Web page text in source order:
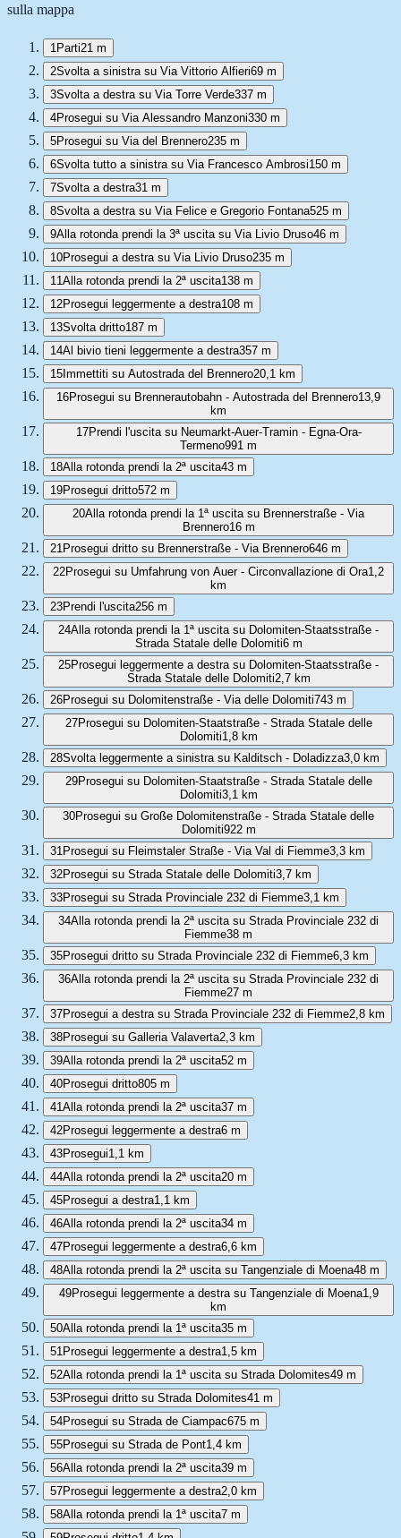
sulla mappa
1 Parti21 m
2Svolta a sinistra su Via Vittorio Alfieri69 m
3Svolta a destra su Via Torre Verde337 m
4Prosegui su Via Alessandro Manzoni330 m
5Prosegui su Via del Brennero235 m
6Svolta tutto a sinistra su Via Francesco Ambrosi150 m
7Svolta a destra31 m
8Svolta a destra su Via Felice e Gregorio Fontana525 m
9Alla rotonda prendi la 3ª uscita su Via Livio Druso46 m
10Prosegui a destra su Via Livio Druso235 m
11Alla rotonda prendi la 2ª uscita138 m
12Prosegui leggermente a destra108 m
13Svolta dritto187 m
14Al bivio tieni leggermente a destra357 m
15Immettiti su Autostrada del Brennero20,1 km
16Prosegui su Brennerautobahn - Autostrada del Brennero13,9
km
17Prendi l'uscita su Neumarkt-Auer-Tramin - Egna-Ora-
Termeno991 m
18Alla rotonda prendi la 2ª uscita43 m
19Prosegui dritto572 m
20Alla rotonda prendi la 1ª uscita su Brennerstraße - Via
Brennero16 m
21 Prosegui dritto su Brennerstraße - Via Brennero646 m
22Prosegui su Umfahrung von Auer - Circonvallazione di Ora1,2
km
23Prendi l'uscita256 m
24Alla rotonda prendi la 1ª uscita su Dolomiten-Staatsstraße -
Strada Statale delle Dolomiti6 m
25Prosegui leggermente a destra su Dolomiten-Staatsstraße -
Strada Statale delle Dolomiti2,7 km
26Prosegui su Dolomitenstraße - Via delle Dolomiti743 m
27Prosegui su Dolomiten-Staatstraße - Strada Statale delle
Dolomiti1,8 km
28Svolta leggermente a sinistra su Kalditsch - Doladizza3,0 km
29Prosegui su Dolomiten-Staatstraße - Strada Statale delle
Dolomiti3,1 km
30Prosegui su Große Dolomitenstraße - Strada Statale delle
Dolomiti922 m
31 Prosegui su Fleimstaler Straße - Via Val di Fiemme3,3 km
32Prosegui su Strada Statale delle Dolomiti3,7 km
33Prosegui su Strada Provinciale 232 di Fiemme3,1 km
34Alla rotonda prendi la 2ª uscita su Strada Provinciale 232 di
Fiemme38 m
35Prosegui dritto su Strada Provinciale 232 di Fiemme6,3 km
36Alla rotonda prendi la 2ª uscita su Strada Provinciale 232 di
Fiemme27 m
37Prosegui a destra su Strada Provinciale 232 di Fiemme2,8 km
38Prosegui su Galleria Valaverta2,3 km
39Alla rotonda prendi la 2ª uscita52 m
40Prosegui dritto805 m
41Alla rotonda prendi la 2ª uscita37 m
42Prosegui leggermente a destra6 m
43Prosegui1,1 km
44Alla rotonda prendi la 2ª uscita20 m
45Prosegui a destra1,1 km
46Alla rotonda prendi la 2ª uscita34 m
47Prosegui leggermente a destra6,6 km
48Alla rotonda prendi la 2ª uscita su Tangenziale di Moena48 m
49Prosegui leggermente a destra su Tangenziale di Moena1,9
km
50Alla rotonda prendi la 1ª uscita35 m
51 Prosegui leggermente a destra1,5 km
52Alla rotonda prendi la 1ª uscita su Strada Dolomites49 m
53Prosegui dritto su Strada Dolomites41 m
54Prosegui su Strada de Ciampac675 m
55Prosegui su Strada de Pont1,4 km
56Alla rotonda prendi la 2ª uscita39 m
57Prosegui leggermente a destra2,0 km
58Alla rotonda prendi la 1ª uscita7 m